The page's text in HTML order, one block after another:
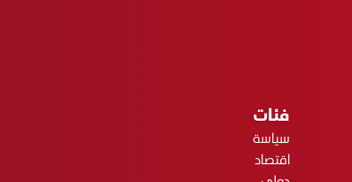
فئات
سياسة
اقتصاد